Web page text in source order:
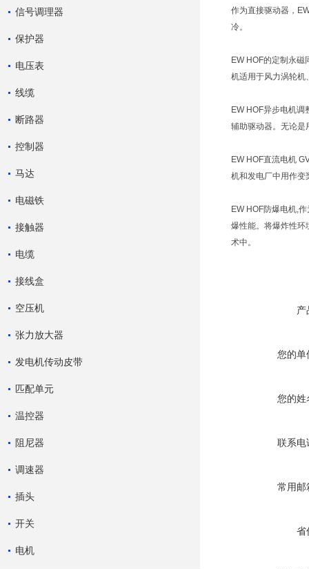
信号调理器
保护器
电压表
线缆
断路器
控制器
马达
电磁铁
接触器
电缆
接线盒
空压机
张力放大器
发电机传动皮带
匹配单元
温控器
阻尼器
调速器
插头
开关
电机
作为直接驱动器，
冷。
EW HOF的定制永
机适用于风力涡轮机
EW HOF异步电机
辅助驱动器。无论是
EW HOF直流电机
机和发电厂中用作变
EW HOF防爆电机,
爆性能。将爆炸性环
术中。
产
您的单
您的姓
联系电
常用邮
省